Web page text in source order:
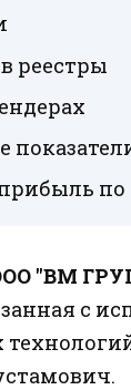
реестры
по
"ВМ
с